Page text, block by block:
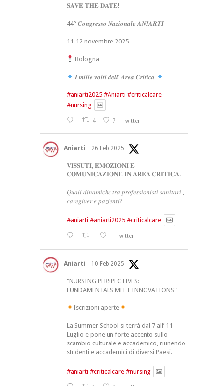
𝐒𝐀𝐕𝐄 𝐓𝐇𝐄 𝐃𝐀𝐓𝐄!
44° 𝑪𝒐𝒏𝒈𝒓𝒆𝒔𝒔𝒐 𝑵𝒂𝒛𝒊𝒐𝒏𝒂𝒍𝒆 𝑨𝑵𝑰𝑨𝑹𝑻𝑰
11-12 novembre 2025
Bologna
𝑰 𝒎𝒊𝒍𝒍𝒆 𝒗𝒐𝒍𝒕𝒊 𝒅𝒆𝒍𝒍’ 𝑨𝒓𝒆𝒂 𝑪𝒓𝒊𝒕𝒊𝒄𝒂
#aniarti2025 #Aniarti #criticalcare
#nursing
4 7 Twitter
Aniarti 26 Feb 2025
𝐕𝐈𝐒𝐒𝐔𝐓𝐈, 𝐄𝐌𝐎𝐙𝐈𝐎𝐍𝐈 𝐄
𝐂𝐎𝐌𝐔𝐍𝐈𝐂𝐀𝐙𝐈𝐎𝐍𝐄 𝐈𝐍 𝐀𝐑𝐄𝐀 𝐂𝐑𝐈𝐓𝐈𝐂𝐀.
𝑄𝑢𝑎𝑙𝑖 𝑑𝑖𝑛𝑎𝑚𝑖𝑐ℎ𝑒 𝑡𝑟𝑎 𝑝𝑟𝑜𝑓𝑒𝑠𝑠𝑖𝑜𝑛𝑖𝑠𝑡𝑖 𝑠𝑎𝑛𝑖𝑡𝑎𝑟𝑖 ,
𝑐𝑎𝑟𝑒𝑔𝑖𝑣𝑒𝑟 𝑒 𝑝𝑎𝑧𝑖𝑒𝑛𝑡𝑖?
#aniarti #aniarti2025 #criticalcare
Twitter
Aniarti 10 Feb 2025
"NURSING PERSPECTIVES:
FUNDAMENTALS MEET INNOVATIONS"
Iscrizioni aperte
La Summer School si terrà dal 7 all’ 11
Luglio e pone un forte accento sullo
scambio culturale e accademico, riunendo
studenti e accademici di diversi Paesi.
#aniarti #criticalcare #nursing